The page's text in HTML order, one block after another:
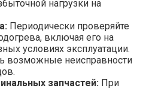
нагрузки на
Периодически проверяйте
включая его на
условиях эксплуатации.
возможные неисправности
запчастей: При